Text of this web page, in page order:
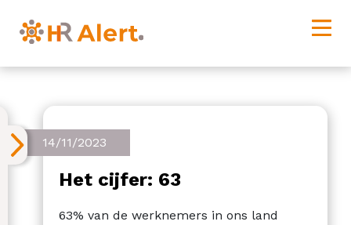
14/11/2023
Het cijfer: 63
63% van de werknemers in ons land